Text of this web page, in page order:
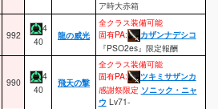
ア時大赤箱
992
4
40
龍の威光
全クラス装備可能
固有PA:
カザンナデシコ
『PSO2es』限定報酬
990
4
40
飛天の撃
全クラス装備可能
固有PA:
ツキミサザンカ
感謝祭限定 ソニック・ニャ
ウ Lv71-